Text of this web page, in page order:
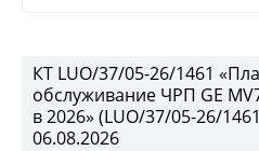
КТ LUO/37/05-26/1461
обслуживание ЧРП GE
в 2026» (LUO/37/05-26/
06.08.2026